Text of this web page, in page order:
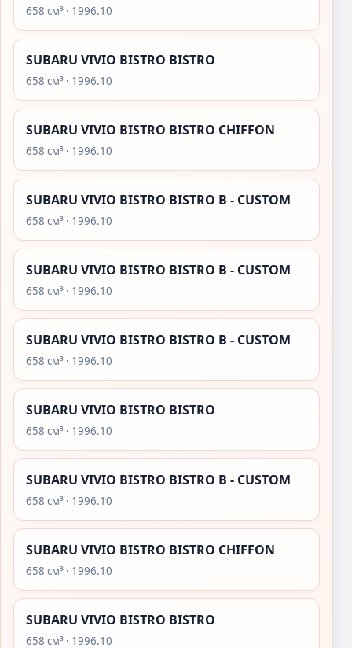
658 см³ · 1996.10
SUBARU VIVIO BISTRO BISTRO
658 см³ · 1996.10
SUBARU VIVIO BISTRO BISTRO CHIFFON
658 см³ · 1996.10
SUBARU VIVIO BISTRO BISTRO B - CUSTOM
658 см³ · 1996.10
SUBARU VIVIO BISTRO BISTRO B - CUSTOM
658 см³ · 1996.10
SUBARU VIVIO BISTRO BISTRO B - CUSTOM
658 см³ · 1996.10
SUBARU VIVIO BISTRO BISTRO
658 см³ · 1996.10
SUBARU VIVIO BISTRO BISTRO B - CUSTOM
658 см³ · 1996.10
SUBARU VIVIO BISTRO BISTRO CHIFFON
658 см³ · 1996.10
SUBARU VIVIO BISTRO BISTRO
658 см³ · 1996.10